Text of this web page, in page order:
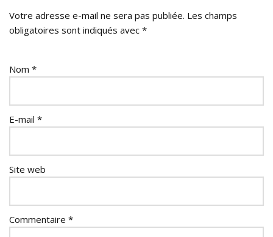
Votre adresse e-mail ne sera pas publiée. Les champs
obligatoires sont indiqués avec *
Nom *
E-mail *
Site web
Commentaire *